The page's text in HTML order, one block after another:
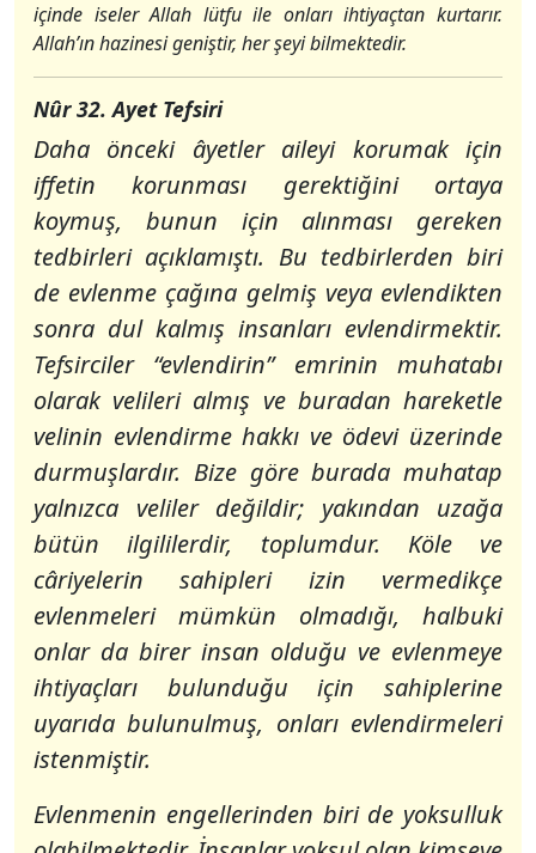
içinde iseler Allah lütfu ile onları ihtiyaçtan kurtarır.
Allah’ın hazinesi geniştir, her şeyi bilmektedir.
Nûr 32. Ayet Tefsiri
Daha önceki âyetler aileyi korumak için
iffetin korunması gerektiğini ortaya
koymuş, bunun için alınması gereken
tedbirleri açıklamıştı. Bu tedbirlerden biri
de evlenme çağına gelmiş veya evlendikten
sonra dul kalmış insanları evlendirmektir.
Tefsirciler “evlendirin” emrinin muhatabı
olarak velileri almış ve buradan hareketle
velinin evlendirme hakkı ve ödevi üzerinde
durmuşlardır. Bize göre burada muhatap
yalnızca veliler değildir; yakından uzağa
bütün ilgililerdir, toplumdur. Köle ve
câriyelerin sahipleri izin vermedikçe
evlenmeleri mümkün olmadığı, halbuki
onlar da birer insan olduğu ve evlenmeye
ihtiyaçları bulunduğu için sahiplerine
uyarıda bulunulmuş, onları evlendirmeleri
istenmiştir.
Evlenmenin engellerinden biri de yoksulluk